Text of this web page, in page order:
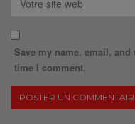
Save my name, email,
time I comment.